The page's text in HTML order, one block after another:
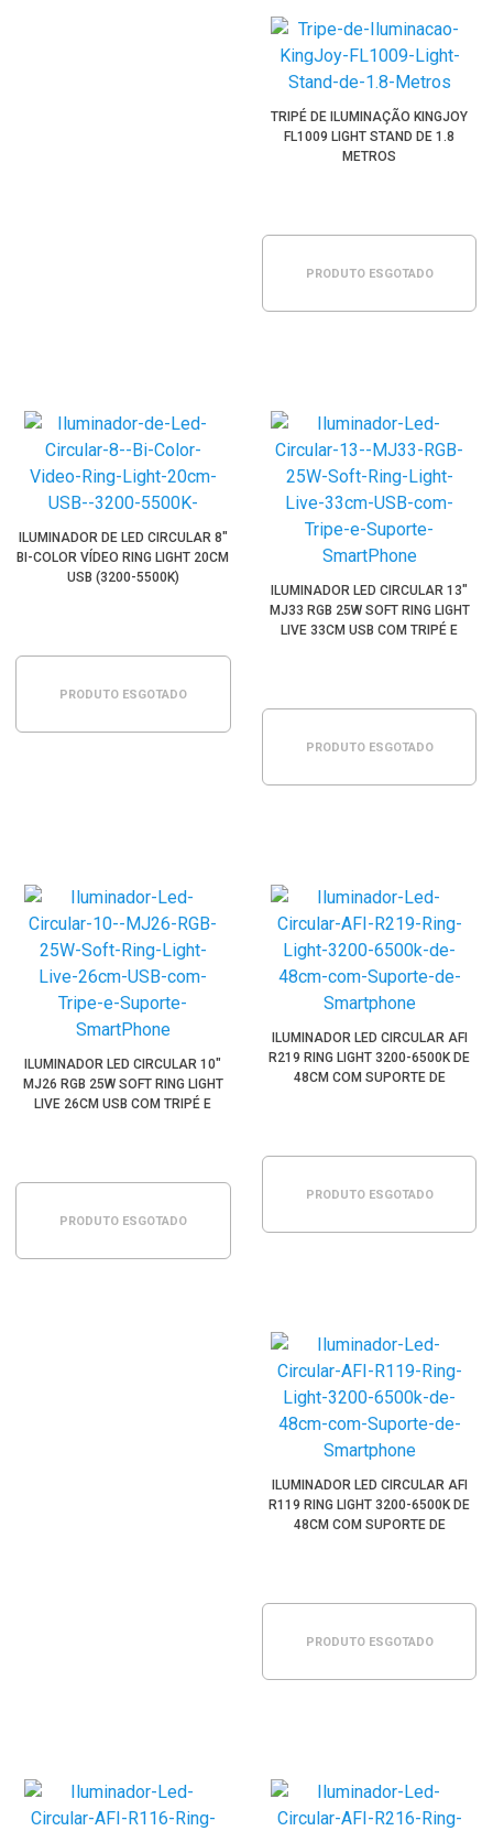
TRIPÉ DE ILUMINAÇÃO KINGJOY
FL1009 LIGHT STAND DE 1.8
METROS
PRODUTO ESGOTADO
ILUMINADOR DE LED CIRCULAR 8"
BI-COLOR VÍDEO RING LIGHT 20CM
USB (3200-5500K)
PRODUTO ESGOTADO
ILUMINADOR LED CIRCULAR 13"
MJ33 RGB 25W SOFT RING LIGHT
LIVE 33CM USB COM TRIPÉ E
PRODUTO ESGOTADO
ILUMINADOR LED CIRCULAR 10"
MJ26 RGB 25W SOFT RING LIGHT
LIVE 26CM USB COM TRIPÉ E
PRODUTO ESGOTADO
ILUMINADOR LED CIRCULAR AFI
R219 RING LIGHT 3200-6500K DE
48CM COM SUPORTE DE
PRODUTO ESGOTADO
ILUMINADOR LED CIRCULAR AFI
R119 RING LIGHT 3200-6500K DE
48CM COM SUPORTE DE
PRODUTO ESGOTADO